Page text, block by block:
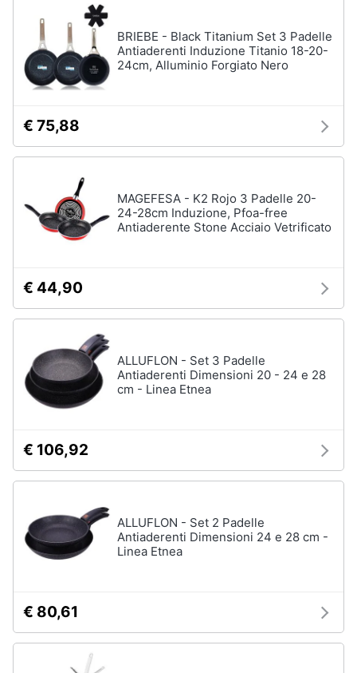
BRIEBE - Black Titanium Set 3 Padelle
Antiaderenti Induzione Titanio 18-20-
24cm, Alluminio Forgiato Nero
€ 75,88
MAGEFESA - K2 Rojo 3 Padelle 20-
24-28cm Induzione, Pfoa-free
Antiaderente Stone Acciaio Vetrificato
€ 44,90
ALLUFLON - Set 3 Padelle
Antiaderenti Dimensioni 20 - 24 e 28
cm - Linea Etnea
€ 106,92
ALLUFLON - Set 2 Padelle
Antiaderenti Dimensioni 24 e 28 cm -
Linea Etnea
€ 80,61